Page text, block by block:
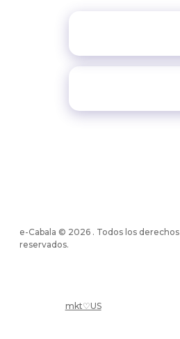
e-Cabala © 2026 . Todos los derechos
reservados.
mkt♡US